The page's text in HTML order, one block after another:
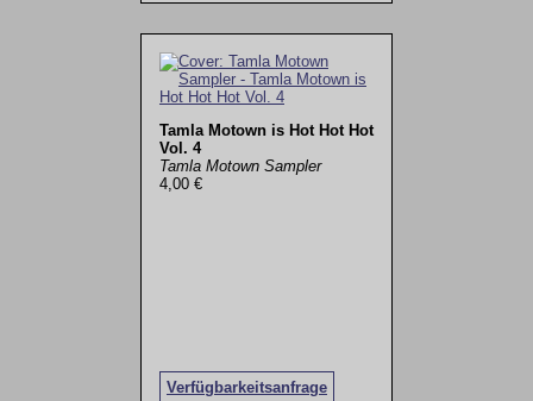
Tamla Motown is Hot Hot Hot
Vol. 4
Tamla Motown Sampler
4,00 €
Verfügbarkeitsanfrage